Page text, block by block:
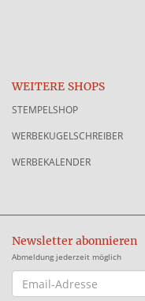
WEITERE SHOPS
STEMPELSHOP
WERBEKUGELSCHREIBER
WERBEKALENDER
Newsletter abonnieren
Abmeldung jederzeit möglich
EMAIL-
ADRESSE